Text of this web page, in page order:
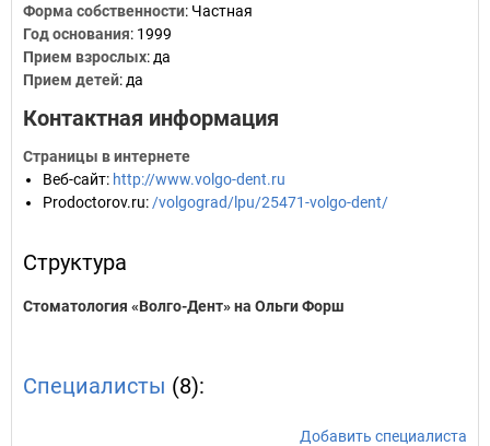
Форма собственности: Частная
Год основания: 1999
Прием взрослых: да
Прием детей: да
Контактная информация
Страницы в интернете
Веб-сайт: http://www.volgo-dent.ru
Prodoctorov.ru: /volgograd/lpu/25471-volgo-dent/
Структура
Стоматология «Волго-Дент» на Ольги Форш
Специалисты (8):
Добавить специалиста